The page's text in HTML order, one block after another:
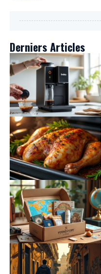
Derniers Articles